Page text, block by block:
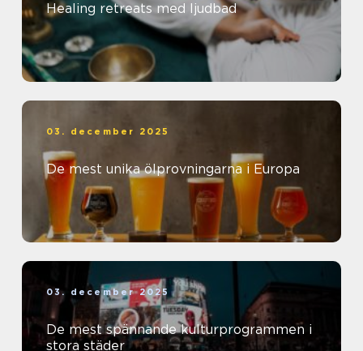
Healing retreats med ljudbad
03. december 2025
De mest unika ölprovningarna i Europa
03. december 2025
De mest spännande kulturprogrammen i
stora städer